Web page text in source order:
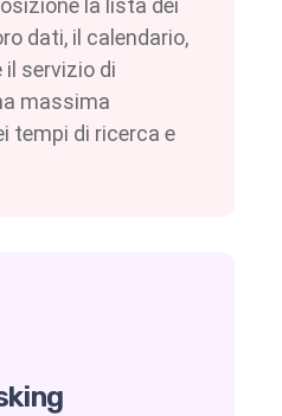
la lista dei
dati, il calendario,
il servizio di
massima
tempi di ricerca e